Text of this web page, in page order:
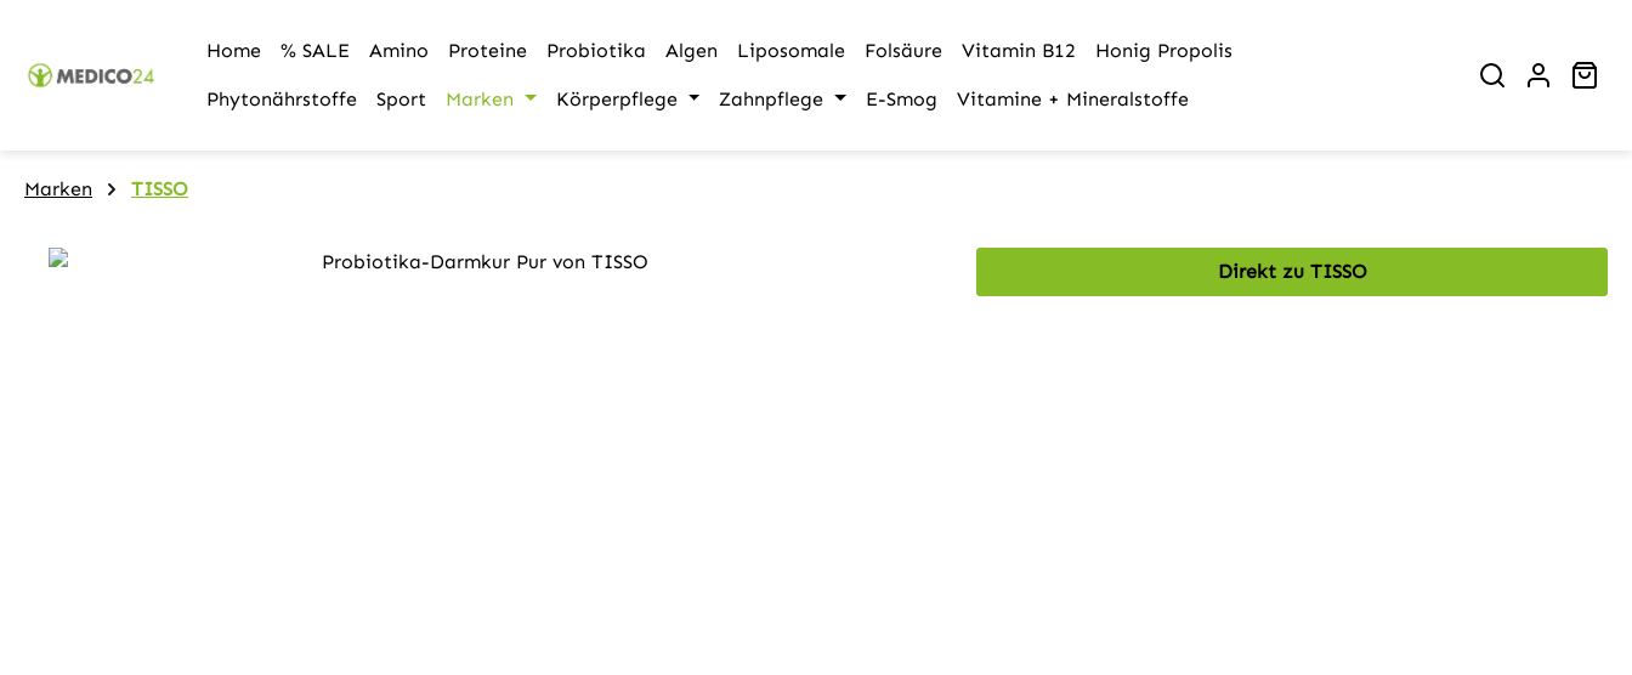
Home
% SALE Amino Proteine Probiotika Algen Liposomale Folsäure Vitamin B12 Honig Propolis
Phytonährstoffe Sport Marken Körperpflege Zahnpflege E-Smog Vitamine + Mineralstoffe
Marken TISSO
Bildergalerie überspringen Direkt zu TISSO